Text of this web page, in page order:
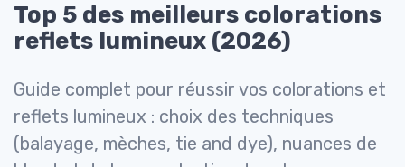
Top 5 des meilleurs colorations
reflets lumineux (2026)
Guide complet pour réussir vos colorations et
reflets lumineux : choix des techniques
(balayage, mèches, tie and dye), nuances de